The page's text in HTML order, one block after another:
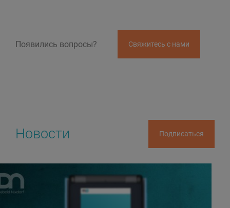
Появились вопросы? Свяжитесь с нами
Новости Подписаться